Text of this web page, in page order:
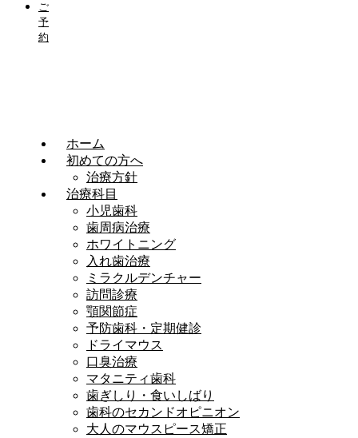
ご
予
約
ホーム
初めての方へ
治療方針
治療科目
小児歯科
歯周病治療
ホワイトニング
入れ歯治療
ミラクルデンチャー
訪問診療
顎関節症
予防歯科・定期健診
ドライマウス
口臭治療
マタニティ歯科
歯ぎしり・食いしばり
歯科のセカンドオピニオン
大人のマウスピース矯正